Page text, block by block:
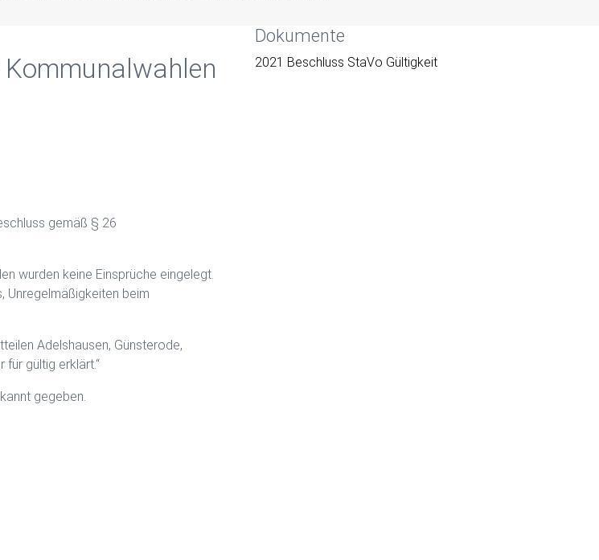
gemäß § 26
wurden keine Einsprüche eingelegt.
Unregelmäßigkeiten beim
Adelshausen, Günsterode,
für gültig erklärt.“
gegeben.
Dokumente
2021 Beschluss StaVo Gültigkeit